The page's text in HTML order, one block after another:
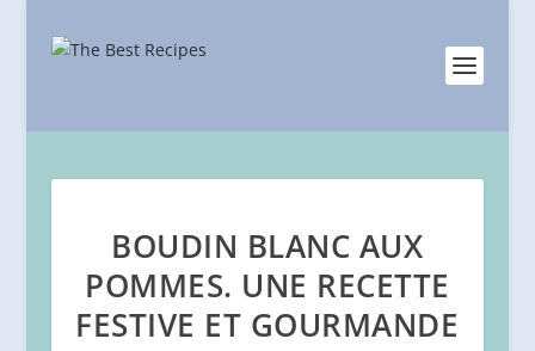
BOUDIN BLANC AUX
POMMES. UNE RECETTE
FESTIVE ET GOURMANDE